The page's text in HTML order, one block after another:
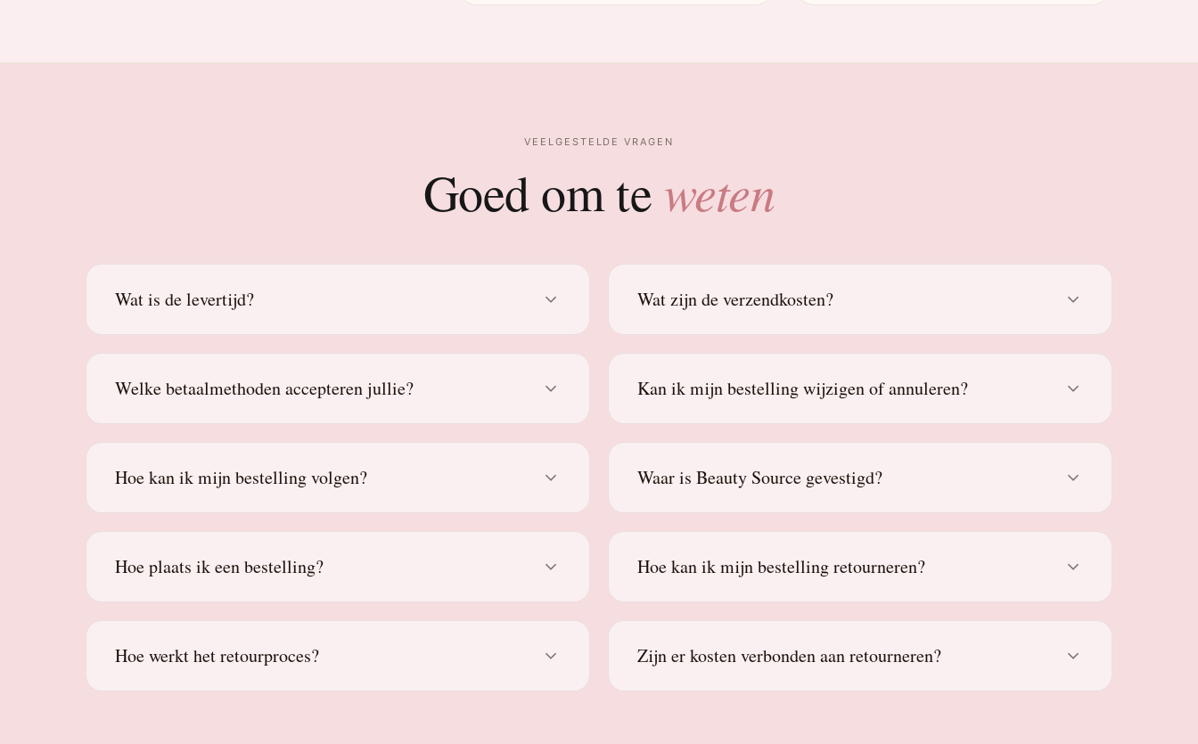
VEELGESTELDE VRAGEN
Goed om te weten
Wat is de levertijd? Wat zijn de verzendkosten?
Welke betaalmethoden accepteren jullie? Kan ik mijn bestelling wijzigen of annuleren?
Hoe kan ik mijn bestelling volgen? Waar is Beauty Source gevestigd?
Hoe plaats ik een bestelling? Hoe kan ik mijn bestelling retourneren?
Hoe werkt het retourproces? Zijn er kosten verbonden aan retourneren?